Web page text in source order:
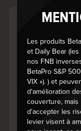
Au 30 juin 2026
Chart
Pie chart with 10
Les produits
et Daily Bear
nos FNB
BetaPro S&P
VIX »). ) et
d'amélioration
couverture,
d'accepter les
levier visent à